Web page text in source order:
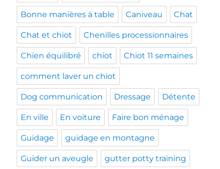
Bonne manières à table Caniveau Chat
Chat et chiot Chenilles processionnaires
Chien équilibré chiot Chiot 11 semaines
comment laver un chiot
Dog communication Dressage Détente
En ville En voiture Faire bon ménage
Guidage guidage en montagne
Guider un aveugle gutter potty training